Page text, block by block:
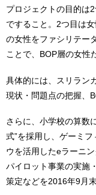
プロジェクトの目的は
ですること。2つ目は
の女性をファシリテー
ことで、BOP層の女性
具体的には、スリラン
現状・問題点の把握、
さらに、小学校の算数
式”を採用し、ゲーミ
ウを活用したeラーニ
パイロット事業の実施
策定などを2016年9月